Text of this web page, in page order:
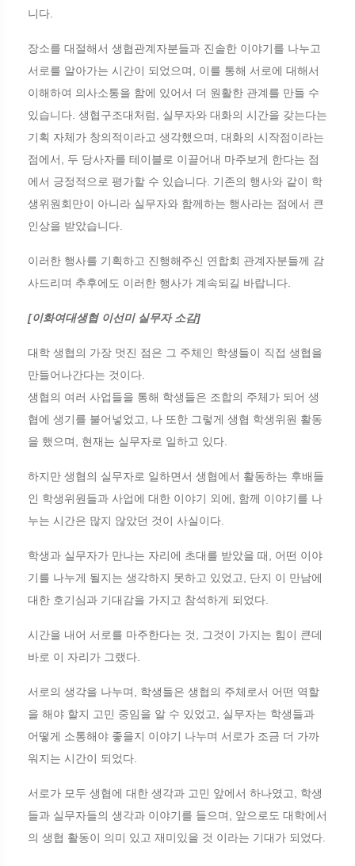
니다.
장소를 대절해서 생협관계자분들과 진솔한 이야기를 나누고
서로를 알아가는 시간이 되었으며, 이를 통해 서로에 대해서
이해하여 의사소통을 함에 있어서 더 원활한 관계를 만들 수
있습니다. 생협구조대처럼, 실무자와 대화의 시간을 갖는다는
기획 자체가 창의적이라고 생각했으며, 대화의 시작점이라는
점에서, 두 당사자를 테이블로 이끌어내 마주보게 한다는 점
에서 긍정적으로 평가할 수 있습니다. 기존의 행사와 같이 학
생위원회만이 아니라 실무자와 함께하는 행사라는 점에서 큰
인상을 받았습니다.
이러한 행사를 기획하고 진행해주신 연합회 관계자분들께 감
사드리며 추후에도 이러한 행사가 계속되길 바랍니다.
[이화여대생협 이선미 실무자 소감]
대학 생협의 가장 멋진 점은 그 주체인 학생들이 직접 생협을
만들어나간다는 것이다.
생협의 여러 사업들을 통해 학생들은 조합의 주체가 되어 생
협에 생기를 불어넣었고, 나 또한 그렇게 생협 학생위원 활동
을 했으며, 현재는 실무자로 일하고 있다.
하지만 생협의 실무자로 일하면서 생협에서 활동하는 후배들
인 학생위원들과 사업에 대한 이야기 외에, 함께 이야기를 나
누는 시간은 많지 않았던 것이 사실이다.
학생과 실무자가 만나는 자리에 초대를 받았을 때, 어떤 이야
기를 나누게 될지는 생각하지 못하고 있었고, 단지 이 만남에
대한 호기심과 기대감을 가지고 참석하게 되었다.
시간을 내어 서로를 마주한다는 것, 그것이 가지는 힘이 큰데
바로 이 자리가 그랬다.
서로의 생각을 나누며, 학생들은 생협의 주체로서 어떤 역할
을 해야 할지 고민 중임을 알 수 있었고, 실무자는 학생들과
어떻게 소통해야 좋을지 이야기 나누며 서로가 조금 더 가까
워지는 시간이 되었다.
서로가 모두 생협에 대한 생각과 고민 앞에서 하나였고, 학생
들과 실무자들의 생각과 이야기를 들으며, 앞으로도 대학에서
의 생협 활동이 의미 있고 재미있을 것 이라는 기대가 되었다.